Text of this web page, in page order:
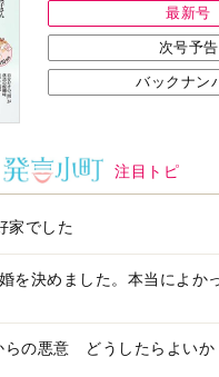
らの悪意 どうしたらよいか
中央公論新社の本
はせがわゆうじ 作詳しくみる
インフォメーション